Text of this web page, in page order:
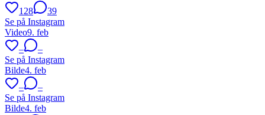
128
39
Se på Instagram
Video9. feb
–
–
Se på Instagram
Bilde4. feb
–
–
Se på Instagram
Bilde4. feb